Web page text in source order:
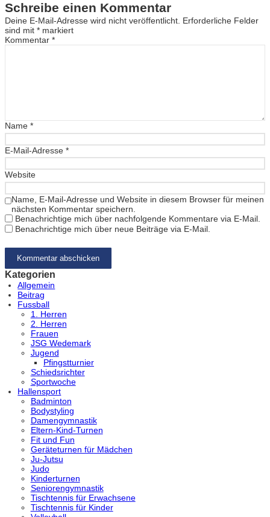
Schreibe einen Kommentar
Deine E-Mail-Adresse wird nicht veröffentlicht. Erforderliche Felder
sind mit * markiert
Kommentar *
Name *
E-Mail-Adresse *
Website
Name, E-Mail-Adresse und Website in diesem Browser für meinen
nächsten Kommentar speichern.
Benachrichtige mich über nachfolgende Kommentare via E-Mail.
Benachrichtige mich über neue Beiträge via E-Mail.
Kategorien
Allgemein
Beitrag
Fussball
1. Herren
2. Herren
Frauen
JSG Wedemark
Jugend
Pfingstturnier
Schiedsrichter
Sportwoche
Hallensport
Badminton
Bodystyling
Damengymnastik
Eltern-Kind-Turnen
Fit und Fun
Geräteturnen für Mädchen
Ju-Jutsu
Judo
Kinderturnen
Seniorengymnastik
Tischtennis für Erwachsene
Tischtennis für Kinder